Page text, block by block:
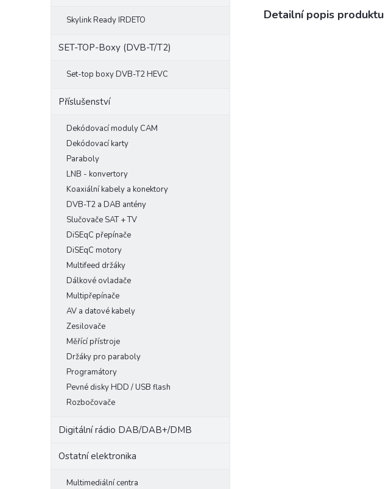
Skylink Ready IRDETO
SET-TOP-Boxy (DVB-T/T2)
Set-top boxy DVB-T2 HEVC
Příslušenství
Dekódovací moduly CAM
Dekódovací karty
Paraboly
LNB - konvertory
Koaxiální kabely a konektory
DVB-T2 a DAB antény
Slučovače SAT + TV
DiSEqC přepínače
DiSEqC motory
Multifeed držáky
Dálkové ovladače
Multipřepínače
AV a datové kabely
Zesilovače
Měřící přístroje
Držáky pro paraboly
Programátory
Pevné disky HDD / USB flash
Rozbočovače
Digitální rádio DAB/DAB+/DMB
Ostatní elektronika
Multimediální centra
Detailní popis produktu